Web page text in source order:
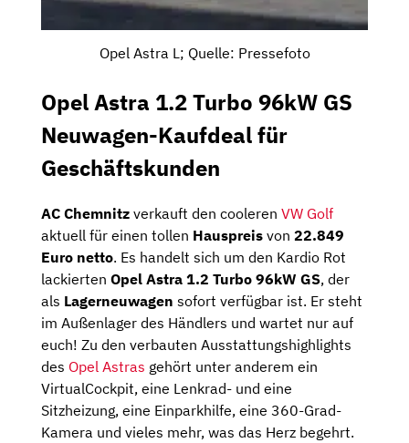
Opel Astra L; Quelle: Pressefoto
Opel Astra 1.2 Turbo 96kW GS
Neuwagen-Kaufdeal für
Geschäftskunden
AC Chemnitz verkauft den cooleren VW Golf
aktuell für einen tollen Hauspreis von 22.849
Euro netto. Es handelt sich um den Kardio Rot
lackierten Opel Astra 1.2 Turbo 96kW GS, der
als Lagerneuwagen sofort verfügbar ist. Er steht
im Außenlager des Händlers und wartet nur auf
euch! Zu den verbauten Ausstattungshighlights
des Opel Astras gehört unter anderem ein
VirtualCockpit, eine Lenkrad- und eine
Sitzheizung, eine Einparkhilfe, eine 360-Grad-
Kamera und vieles mehr, was das Herz begehrt.